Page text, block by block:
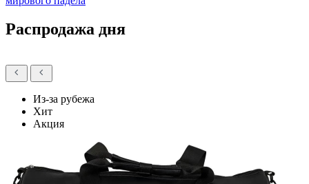
Распродажа дня
Из-за рубежа
Хит
Акция